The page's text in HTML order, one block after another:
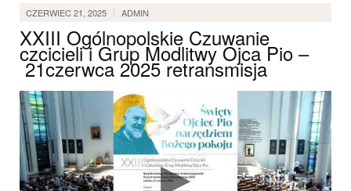
CZERWIEC 21, 2025 ADMIN
XXIII Ogólnopolskie Czuwanie
czcicieli i Grup Modlitwy Ojca Pio –
21czerwca 2025 retransmisja